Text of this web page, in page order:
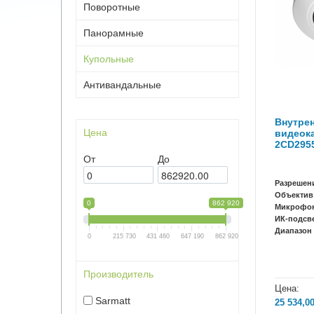
Поворотные
Панорамные
Купольные
Антивандальные
Цена
От До
0 862 920
0 215 730 431 460 647 190 862 920
Производитель
Sarmatt
Объектив
ИК-
Диапазон
Цена:
25 534,00